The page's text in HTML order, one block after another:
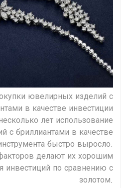
ювелирных изделий с
в качестве инвестиции
лет использование
с бриллиантами в качестве
быстро выросло.
делают их хорошим
инвестиций по сравнению с
золотом.